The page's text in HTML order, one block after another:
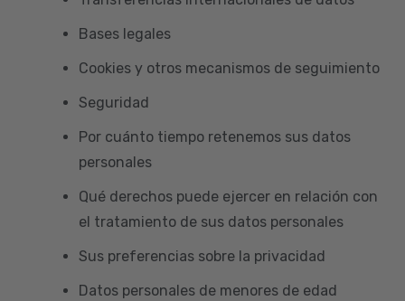
Bases legales
Cookies y otros mecanismos de seguimiento
Seguridad
Por cuánto tiempo retenemos sus datos
personales
Qué derechos puede ejercer en relación con
el tratamiento de sus datos personales
Sus preferencias sobre la privacidad
Datos personales de menores de edad